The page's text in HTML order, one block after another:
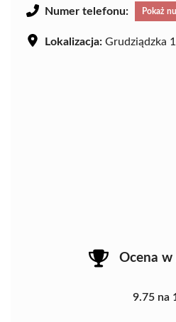
Numer telefonu: Pokaż
Lokalizacja: Grudziądzka
Ocena
9.75 na